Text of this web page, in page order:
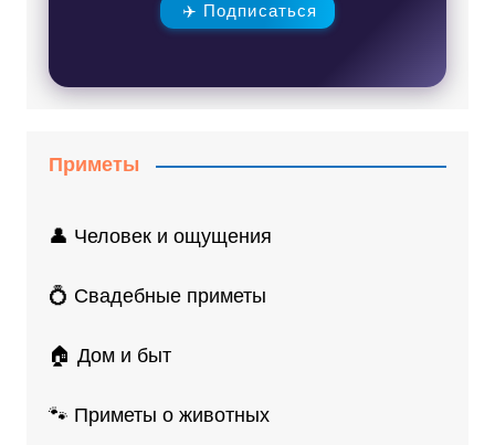
✈️ Подписаться
Приметы
👤 Человек и ощущения
💍 Свадебные приметы
🏠 Дом и быт
🐾 Приметы о животных